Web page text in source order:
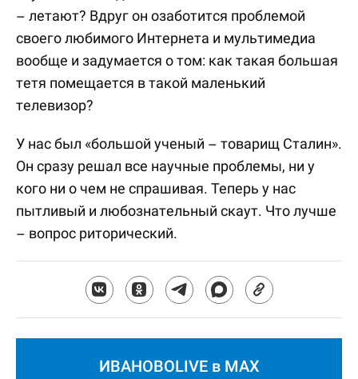
– летают? Вдруг он озаботится проблемой
своего любимого Интернета и мультимедиа
вообще и задумается о том: как такая большая
тетя помещается в такой маленький
телевизор?
У нас был «большой ученый – товарищ Сталин».
Он сразу решал все научные проблемы, ни у
кого ни о чем не спрашивая. Теперь у нас
пытливый и любознательный скаут. Что лучше
– вопрос риторический.
ИВАНОВОLIVE в MAX